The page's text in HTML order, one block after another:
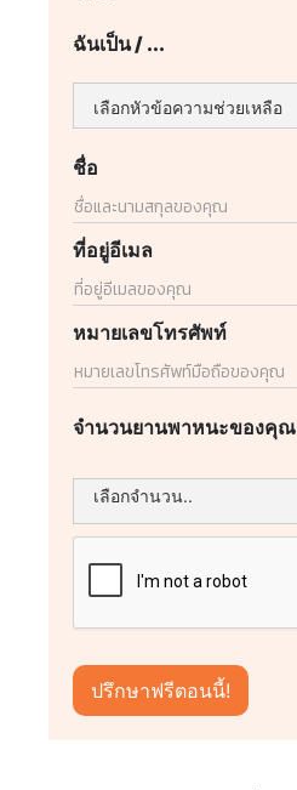
ฉันเป็น / ...
ชื่อ
ที่อยู่อีเมล
หมายเลขโทรศัพท์
จำนวนยานพาหนะของคุณ